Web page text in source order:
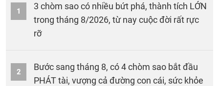
1
3 chòm sao có nhiều bứt phá, thành tích LỚN
trong tháng 8/2026, từ nay cuộc đời rất rực
rỡ
2
Bước sang tháng 8, có 4 chòm sao bắt đầu
PHÁT tài, vượng cả đường con cái, sức khỏe